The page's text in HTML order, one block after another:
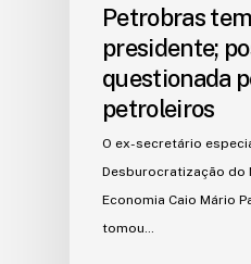
Petrobras
presidente;
questionada
petroleiros
O ex-secretário
Desburocratização do
Economia Caio Mário
tomou…